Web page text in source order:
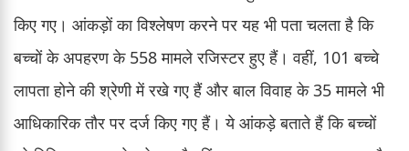
किए गए। आंकड़ों का विश्लेषण करने पर यह भी पता चलता है कि
बच्चों के अपहरण के 558 मामले रजिस्टर हुए हैं। वहीं, 101 बच्चे
लापता होने की श्रेणी में रखे गए हैं और बाल विवाह के 35 मामले भी
आधिकारिक तौर पर दर्ज किए गए हैं। ये आंकड़े बताते हैं कि बच्चों